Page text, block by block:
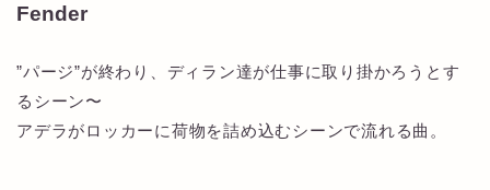
Fender
”パージ”が終わり、ディラン達が仕事に取り掛かろうとす
るシーン〜
アデラがロッカーに荷物を詰め込むシーンで流れる曲。